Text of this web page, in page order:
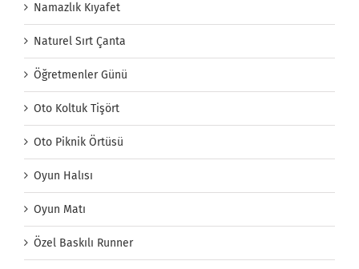
Namazlık Kıyafet
Naturel Sırt Çanta
Öğretmenler Günü
Oto Koltuk Tişört
Oto Piknik Örtüsü
Oyun Halısı
Oyun Matı
Özel Baskılı Runner